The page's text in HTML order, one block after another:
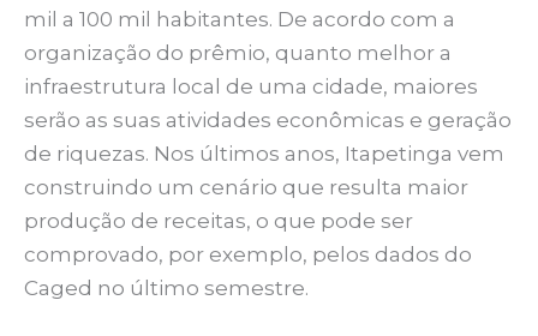
mil a 100 mil habitantes. De acordo com a
organização do prêmio, quanto melhor a
infraestrutura local de uma cidade, maiores
serão as suas atividades econômicas e geração
de riquezas. Nos últimos anos, Itapetinga vem
construindo um cenário que resulta maior
produção de receitas, o que pode ser
comprovado, por exemplo, pelos dados do
Caged no último semestre.